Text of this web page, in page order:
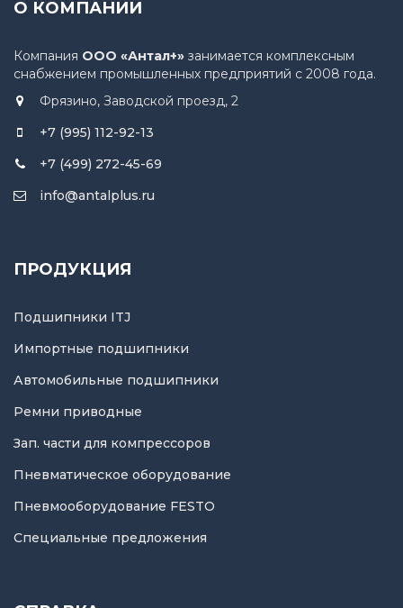
О КОМПАНИИ
Компания ООО «Антал+» занимается комплексным
снабжением промышленных предприятий с 2008 года.
Фрязино, Заводской проезд, 2
+7 (995) 112-92-13
+7 (499) 272-45-69
info@antalplus.ru
ПРОДУКЦИЯ
Подшипники ITJ
Импортные подшипники
Автомобильные подшипники
Ремни приводные
Зап. части для компрессоров
Пневматическое оборудование
Пневмооборудование FESTO
Специальные предложения